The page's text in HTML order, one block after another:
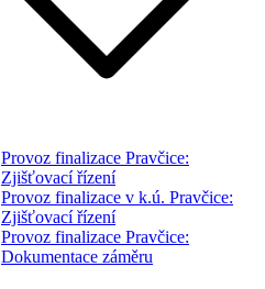
Provoz finalizace Pravčice:
Zjišťovací řízení
Provoz finalizace v k.ú. Pravčice:
Zjišťovací řízení
Provoz finalizace Pravčice:
Dokumentace záměru